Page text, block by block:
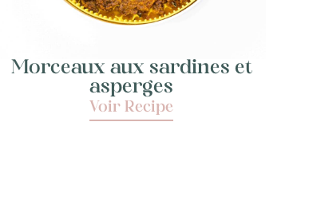
Morceaux aux sardines et
asperges
Voir Recipe